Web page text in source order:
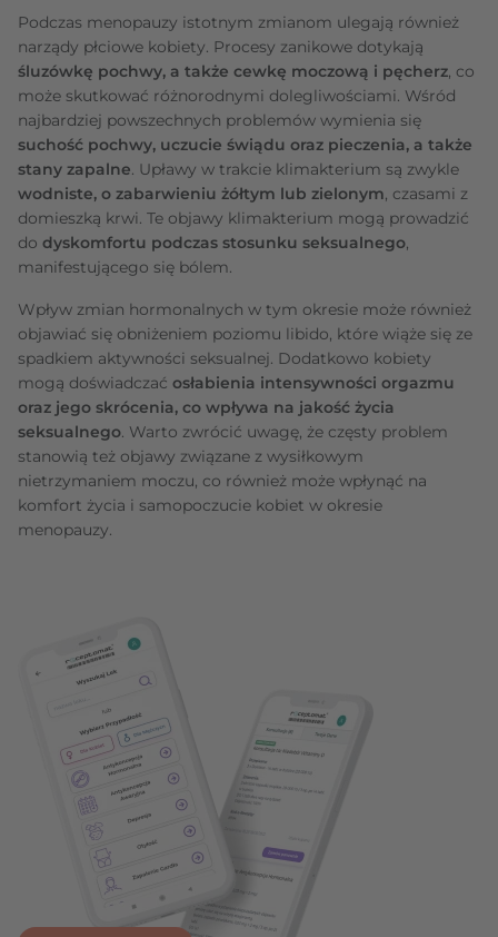
Podczas menopauzy istotnym zmianom ulegają również
narządy płciowe kobiety. Procesy zanikowe dotykają
śluzówkę pochwy, a także cewkę moczową i pęcherz, co
może skutkować różnorodnymi dolegliwościami. Wśród
najbardziej powszechnych problemów wymienia się
suchość pochwy, uczucie świądu oraz pieczenia, a także
stany zapalne. Upławy w trakcie klimakterium są zwykle
wodniste, o zabarwieniu żółtym lub zielonym, czasami z
domieszką krwi. Te objawy klimakterium mogą prowadzić
do dyskomfortu podczas stosunku seksualnego,
manifestującego się bólem.
Wpływ zmian hormonalnych w tym okresie może również
objawiać się obniżeniem poziomu libido, które wiąże się ze
spadkiem aktywności seksualnej. Dodatkowo kobiety
mogą doświadczać osłabienia intensywności orgazmu
oraz jego skrócenia, co wpływa na jakość życia
seksualnego. Warto zwrócić uwagę, że częsty problem
stanowią też objawy związane z wysiłkowym
nietrzymaniem moczu, co również może wpłynąć na
komfort życia i samopoczucie kobiet w okresie
menopauzy.